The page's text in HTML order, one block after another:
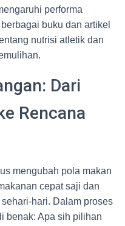
performa
buku dan artikel
nutrisi atletik dan
Dari
Rencana
mengubah pola makan
cepat saji dan
hari. Dalam proses
benak: Apa sih pilihan